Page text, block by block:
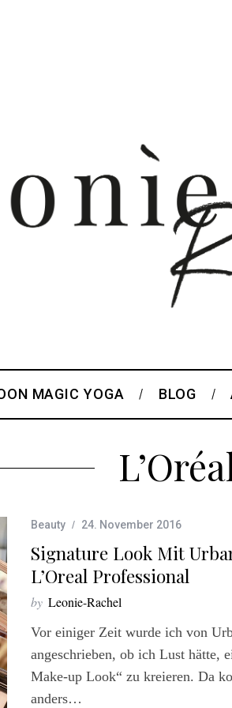
MAGIC YOGA BLOG
Beauty 24. November 2016
Signature Look Mit
L’Oreal Professional
by Leonie-Rachel
Vor einiger Zeit wurde ich von
angeschrieben, ob ich Lust hätte,
Make-up Look“ zu kreieren. Da
anders…